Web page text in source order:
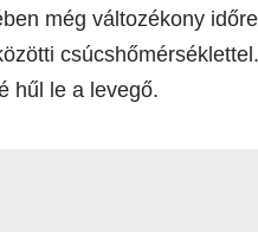
még változékony
hűl le a levegő.